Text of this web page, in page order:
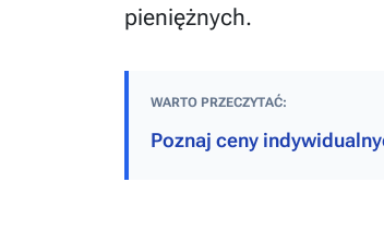
pieniężnych.
WARTO PRZECZYTAĆ:
Poznaj ceny